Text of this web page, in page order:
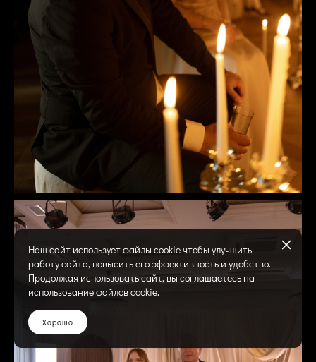
Наш сайт использует файлы cookie чтобы улучшить
работу сайта, повысить его эффективность и удобство.
Продолжая использовать сайт, вы соглашаетесь на
использование файлов cookie.
Хорошо